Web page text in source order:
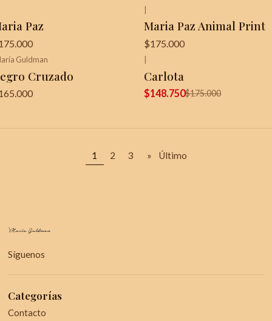
Paz Maria Paz Animal Print
$175.000
Guldman
Cruzado
-15%
Carlota
$148.750$175.000
1 2 3 » Último
Síguenos
Categorías
Contacto